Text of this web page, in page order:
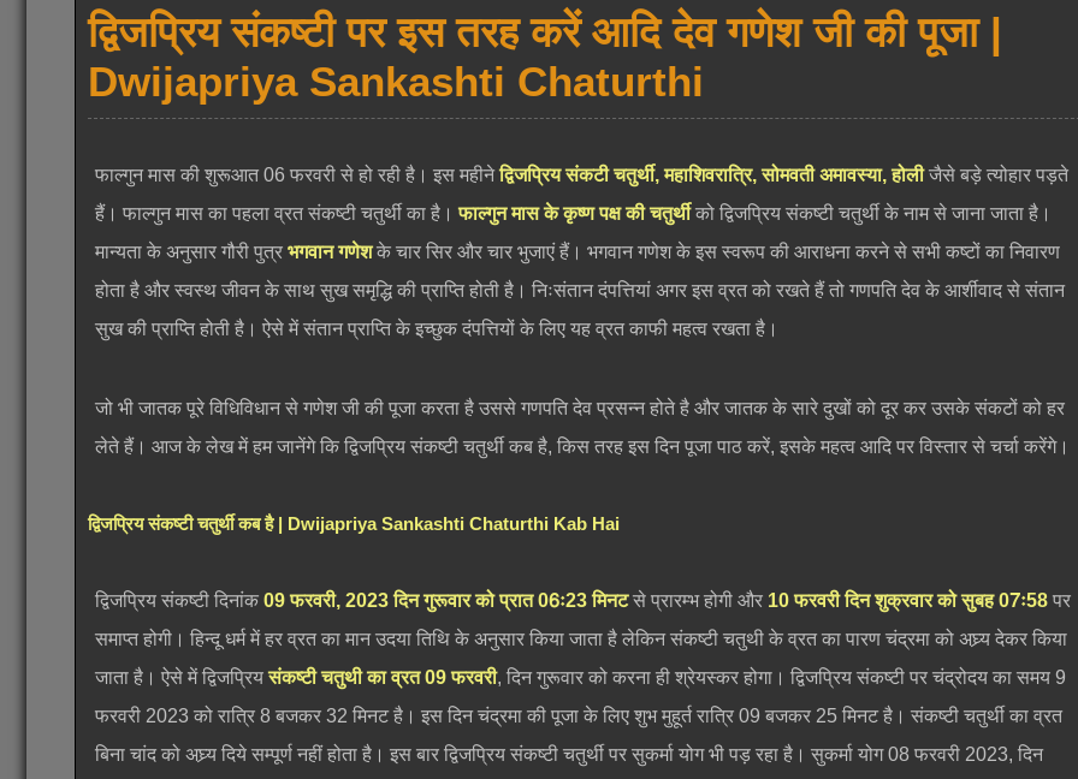
द्विजप्रिय संकष्टी पर इस तरह करें आदि देव गणेश जी की पूजा |
Dwijapriya Sankashti Chaturthi
फाल्गुन मास की शुरूआत 06 फरवरी से हो रही है। इस महीनेद्विजप्रिय संकटी चतुर्थी, महाशिवरात्रि, सोमवती अमावस्या, होलीजैसे बड़े त्योहार पड़ते
हैं। फाल्गुन मास का पहला व्रत संकष्टी चतुर्थी का है।फाल्गुन मास के कृष्ण पक्ष की चतुर्थीको द्विजप्रिय संकष्टी चतुर्थी के नाम से जाना जाता है।
मान्यता के अनुसार गौरी पुत्रभगवान गणेशके चार सिर और चार भुजाएं हैं। भगवान गणेश के इस स्वरूप की आराधना करने से सभी कष्टों का निवारण
होता है और स्वस्थ जीवन के साथ सुख समृद्धि की प्राप्ति होती है। निःसंतान दंपत्तियां अगर इस व्रत को रखते हैं तो गणपति देव के आर्शीवाद से संतान
सुख की प्राप्ति होती है। ऐसे में संतान प्राप्ति के इच्छुक दंपत्तियों के लिए यह व्रत काफी महत्व रखता है।
जो भी जातक पूरे विधिविधान से गणेश जी की पूजा करता है उससे गणपति देव प्रसन्न होते है और जातक के सारे दुखों को दूर कर उसके संकटों को हर
लेते हैं। आज के लेख में हम जानेंगे कि द्विजप्रिय संकष्टी चतुर्थी कब है, किस तरह इस दिन पूजा पाठ करें, इसके महत्व आदि पर विस्तार से चर्चा करेंगे।
द्विजप्रिय संकष्टी चतुर्थी कब है | Dwijapriya Sankashti Chaturthi Kab Hai
द्विजप्रिय संकष्टी दिनांक09 फरवरी, 2023 दिन गुरूवार को प्रात 06ः23 मिनटसे प्रारम्भ होगी और 10 फरवरी दिन शुक्रवार को सुबह 07ः58 पर
समाप्त होगी। हिन्दू धर्म में हर व्रत का मान उदया तिथि के अनुसार किया जाता है लेकिन संकष्टी चतुथी के व्रत का पारण चंद्रमा को अघ्र्य देकर किया
जाता है। ऐसे में द्विजप्रियसंकष्टी चतुथी का व्रत 09 फरवरी, दिन गुरूवार को करना ही श्रेयस्कर होगा। द्विजप्रिय संकष्टी पर चंद्रोदय का समय 9
फरवरी 2023 को रात्रि 8 बजकर 32 मिनट है। इस दिन चंद्रमा की पूजा के लिए शुभ मुहूर्त रात्रि 09 बजकर 25 मिनट है। संकष्टी चतुर्थी का व्रत
बिना चांद को अघ्र्य दिये सम्पूर्ण नहीं होता है। इस बार द्विजप्रिय संकष्टी चतुर्थी पर सुकर्मा योग भी पड़ रहा है। सुकर्मा योग 08 फरवरी 2023, दिन